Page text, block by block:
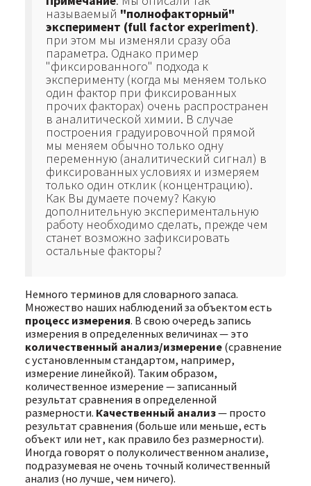
называемый "полнофакторный"
эксперимент (full factor experiment).
при этом мы изменяли сразу оба
параметра. Однако пример
"фиксированного" подхода к
эксперименту (когда мы меняем только
один фактор при фиксированных
прочих факторах) очень распространен
в аналитической химии. В случае
построения градуировочной прямой
мы меняем обычно только одну
переменную (аналитический сигнал) в
фиксированных условиях и измеряем
только один отклик (концентрацию).
Как Вы думаете почему? Какую
дополнительную экспериментальную
работу необходимо сделать, прежде чем
станет возможно зафиксировать
остальные факторы?
Немного терминов для словарного запаса.
Множество наших наблюдений за объектом есть
процесс измерения. В свою очередь запись
измерения в определенных величинах — это
количественный анализ/измерение(сравнение
с установленным стандартом, например,
измерение линейкой). Таким образом,
количественное измерение — записанный
результат сравнения в определенной
размерности. Качественный анализ— просто
результат сравнения (больше или меньше, есть
объект или нет, как правило без размерности).
Иногда говорят о полуколичественном анализе,
подразумевая не очень точный количественный
анализ (но лучше, чем ничего).